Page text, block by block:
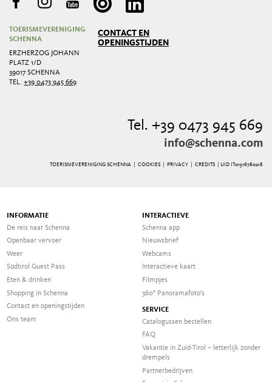
TOERISMEVERENIGING
SCHENNA
ERZHERZOG JOHANN
PLATZ 1/D
39017 SCHENNA
TEL.+39 0473 945 669
CONTACT EN
OPENINGSTIJDEN
Tel. +39 0473 945 669
info@schenna.com
TOERISMEVERENIGING SCHENNA | COOKIES| PRIVACY| CREDITS | UID IT01516780218
INFORMATIE
De reis naar Schenna
Openbaar vervoer
Weer
Südtirol Guest Pass
Eten & drinken
Shopping in Schenna
Contact en openingstijden
Ons team
INTERACTIEVE
Schenna app
Nieuwsbrief
Webcams
Interactieve kaart
Filmpjes
360° Panoramafoto's
SERVICE
Catalogussen bestellen
FAQ
Vakantie in Zuid-Tirol – letterlijk zonder
drempels
Partnerbedrijven